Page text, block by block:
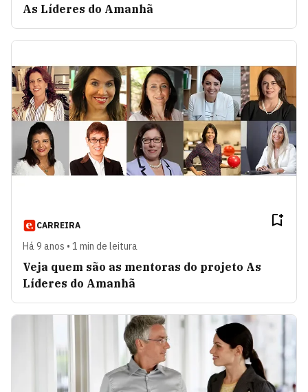
As Líderes do Amanhã
CARREIRA
Há 9 anos • 1 min de leitura
Veja quem são as mentoras do projeto As
Líderes do Amanhã